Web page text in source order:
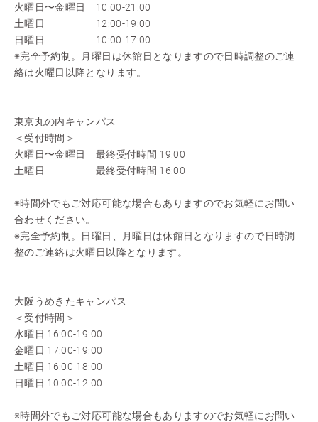
火曜日〜金曜日 10:00-21:00
土曜日 12:00-19:00
日曜日 10:00-17:00
※完全予約制。月曜日は休館日となりますので日時調整のご連
絡は火曜日以降となります。
東京丸の内キャンパス
＜受付時間＞
火曜日〜金曜日 最終受付時間 19:00
土曜日 最終受付時間 16:00
※時間外でもご対応可能な場合もありますのでお気軽にお問い
合わせください。
※完全予約制。日曜日、月曜日は休館日となりますので日時調
整のご連絡は火曜日以降となります。
大阪うめきたキャンパス
＜受付時間＞
水曜日 16:00-19:00
金曜日 17:00-19:00
土曜日 16:00-18:00
日曜日 10:00-12:00
※時間外でもご対応可能な場合もありますのでお気軽にお問い